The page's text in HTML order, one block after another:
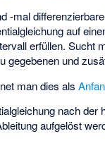
-mal
auf
erfüllen. Sucht
gegebenen und
man dies als
nach der
aufgelöst